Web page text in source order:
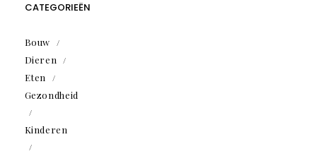
CATEGORIEËN
Bouw
Dieren
Eten
Gezondheid
Kinderen